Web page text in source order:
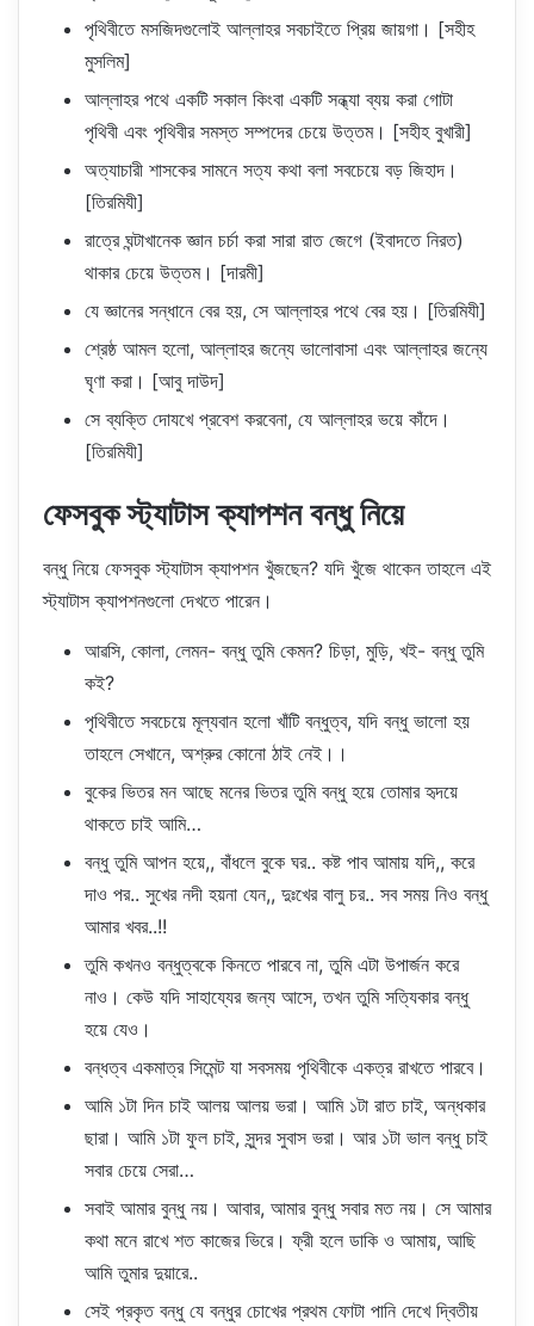
পৃথিবীতে মসজিদগুলোই আল্লাহর সবচাইতে প্রিয় জায়গা। [সহীহ
মুসলিম]
আল্লাহর পথে একটি সকাল কিংবা একটি সন্ধ্যা ব্যয় করা গোটা
পৃথিবী এবং পৃথিবীর সমস্ত সম্পদের চেয়ে উত্তম। [সহীহ বুখারী]
অত্যাচারী শাসকের সামনে সত্য কথা বলা সবচেয়ে বড় জিহাদ।
[তিরমিযী]
রাত্রে ঘন্টাখানেক জ্ঞান চর্চা করা সারা রাত জেগে (ইবাদতে নিরত)
থাকার চেয়ে উত্তম। [দারমী]
যে জ্ঞানের সন্ধানে বের হয়, সে আল্লাহর পথে বের হয়। [তিরমিযী]
শ্রেষ্ঠ আমল হলো, আল্লাহর জন্যে ভালোবাসা এবং আল্লাহর জন্যে
ঘৃণা করা। [আবু দাউদ]
সে ব্যক্তি দোযখে প্রবেশ করবেনা, যে আল্লাহর ভয়ে কাঁদে।
[তিরমিযী]
ফেসবুক স্ট্যাটাস ক্যাপশন বন্ধু নিয়ে
বন্ধু নিয়ে ফেসবুক স্ট্যাটাস ক্যাপশন খুঁজছেন? যদি খুঁজে থাকেন তাহলে এই
স্ট্যাটাস ক্যাপশনগুলো দেখতে পারেন।
আৱসি, কোলা, লেমন- বন্ধু তুমি কেমন? চিড়া, মুড়ি, খই- বন্ধু তুমি
কই?
পৃথিবীতে সবচেয়ে মূল্যবান হলো খাঁটি বন্ধুত্ব, যদি বন্ধু ভালো হয়
তাহলে সেখানে, অশ্রুর কোনো ঠাই নেই।।
বুকের ভিতর মন আছে মনের ভিতর তুমি বন্ধু হয়ে তোমার হৃদয়ে
থাকতে চাই আমি…
বন্ধু তুমি আপন হয়ে,, বাঁধলে বুকে ঘর.. কষ্ট পাব আমায় যদি,, করে
দাও পর.. সুখের নদী হয়না যেন,, দুঃখের বালু চর.. সব সময় নিও বন্ধু
আমার খবর..!!
তুমি কখনও বন্ধুত্বকে কিনতে পারবে না, তুমি এটা উপার্জন করে
নাও। কেউ যদি সাহায্যের জন্য আসে, তখন তুমি সত্যিকার বন্ধু
হয়ে যেও।
বন্ধত্ব একমাত্র সিমেন্ট যা সবসময় পৃথিবীকে একত্র রাখতে পারবে।
আমি ১টা দিন চাই আলয় আলয় ভরা। আমি ১টা রাত চাই, অন্ধকার
ছারা। আমি ১টা ফুল চাই, সুন্দর সুবাস ভরা। আর ১টা ভাল বন্ধু চাই
সবার চেয়ে সেরা…
সবাই আমার বুন্ধু নয়। আবার, আমার বুন্ধু সবার মত নয়। সে আমার
কথা মনে রাখে শত কাজের ভিরে। ফ্রী হলে ডাকি ও আমায়, আছি
আমি তুমার দুয়ারে..
সেই প্রকৃত বন্ধু যে বন্ধুর চোখের প্রথম ফোটা পানি দেখে দ্বিতীয়